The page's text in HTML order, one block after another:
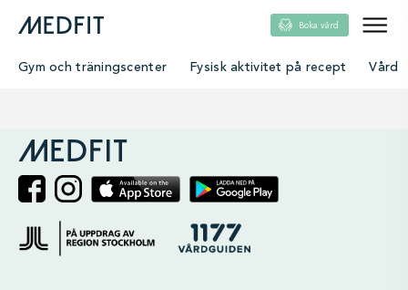
Boka vård
Gym och träningscenter Fysisk aktivitet på recept Vård